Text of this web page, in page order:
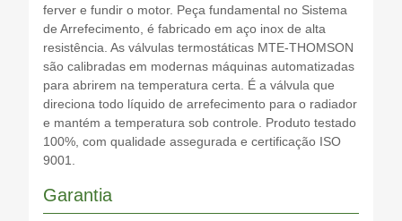
ferver e fundir o motor. Peça fundamental no Sistema
de Arrefecimento, é fabricado em aço inox de alta
resistência. As válvulas termostáticas MTE-THOMSON
são calibradas em modernas máquinas automatizadas
para abrirem na temperatura certa. É a válvula que
direciona todo líquido de arrefecimento para o radiador
e mantém a temperatura sob controle. Produto testado
100%, com qualidade assegurada e certificação ISO
9001.
Garantia